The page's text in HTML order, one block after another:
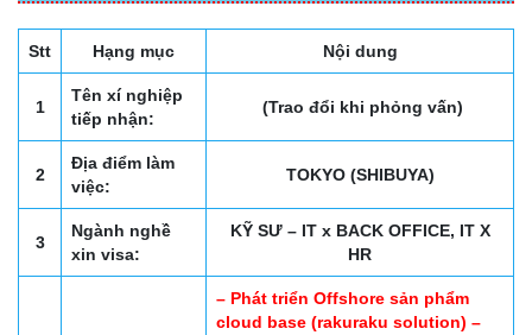
Stt Hạng mục Nội dung
1
Tên xí nghiệp
tiếp nhận:
(Trao đổi khi phỏng vấn)
2
Địa điểm làm
việc:
TOKYO (SHIBUYA)
3
Ngành nghề
xin visa:
KỸ SƯ – IT x BACK OFFICE, IT X
HR
– Phát triển Offshore sản phẩm
cloud base (rakuraku solution) –